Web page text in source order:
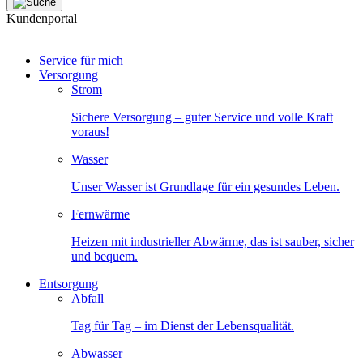
Kundenportal
Service für mich
Versorgung
Strom
Sichere Versorgung – guter Service und volle Kraft
voraus!
Wasser
Unser Wasser ist Grundlage für ein gesundes Leben.
Fernwärme
Heizen mit industrieller Abwärme, das ist sauber, sicher
und bequem.
Entsorgung
Abfall
Tag für Tag – im Dienst der Lebensqualität.
Abwasser